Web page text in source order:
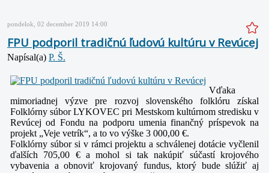
pondelok, 02 december 2019 14:00
FPU podporil tradičnú ľudovú kultúru v Revúcej
Napísal(a) P. Š.
Vďaka
mimoriadnej výzve pre rozvoj slovenského folklóru získal
Folklórny súbor LYKOVEC pri Mestskom kultúrnom stredisku v
Revúcej od Fondu na podporu umenia finančný príspevok na
projekt „Veje vetrík“, a to vo výške 3 000,00 €.
Folklórny súbor si v rámci projektu a schválenej dotácie vyčlenil
ďalších 705,00 € a mohol si tak nakúpiť súčastí krojového
vybavenia a obnoviť krojovaný fundus, ktorý bude slúžiť aj